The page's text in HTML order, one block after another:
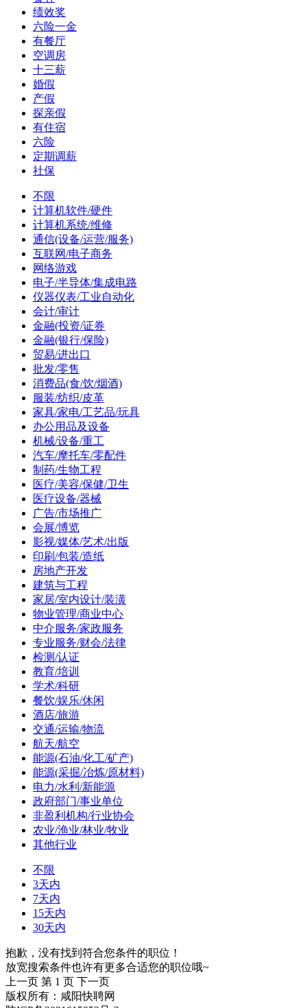
绩效奖
六险一金
有餐厅
空调房
十三薪
婚假
产假
探亲假
有住宿
六险
定期调薪
社保
不限
计算机软件/硬件
计算机系统/维修
通信(设备/运营/服务)
互联网/电子商务
网络游戏
电子/半导体/集成电路
仪器仪表/工业自动化
会计/审计
金融(投资/证券
金融(银行/保险)
贸易/进出口
批发/零售
消费品(食/饮/烟酒)
服装/纺织/皮革
家具/家电/工艺品/玩具
办公用品及设备
机械/设备/重工
汽车/摩托车/零配件
制药/生物工程
医疗/美容/保健/卫生
医疗设备/器械
广告/市场推广
会展/博览
影视/媒体/艺术/出版
印刷/包装/造纸
房地产开发
建筑与工程
家居/室内设计/装潢
物业管理/商业中心
中介服务/家政服务
专业服务/财会/法律
检测/认证
教育/培训
学术/科研
餐饮/娱乐/休闲
酒店/旅游
交通/运输/物流
航天/航空
能源(石油/化工/矿产)
能源(采掘/冶炼/原材料)
电力/水利/新能源
政府部门/事业单位
非盈利机构/行业协会
农业/渔业/林业/牧业
其他行业
不限
3天内
7天内
15天内
30天内
抱歉，没有找到符合您条件的职位！
放宽搜索条件也许有更多合适您的职位哦~
上一页 第 1 页 下一页
版权所有：咸阳快聘网